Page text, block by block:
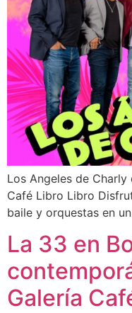
Los Angeles de
Café Libro Libro
baile y orquestas en
La 33 en
Galería